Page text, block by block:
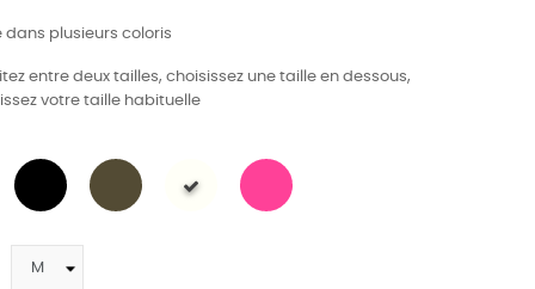
dans plusieurs coloris
entre deux tailles, choisissez une taille en dessous,
votre taille habituelle